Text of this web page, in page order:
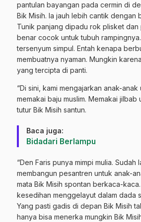
pantulan bayangan pada cermin di
Bik Misih. Ia jauh lebih cantik dengan
Tunik panjang dipadu rok plisket dan
benar cocok untuk tubuh
tersenyum simpul. Entah kenapa
membuatnya nyaman. Mungkin
yang tercipta di panti.
“Di sini, kami mengajarkan anak-anak
memakai baju muslim. Memakai jilbab
tutur Bik Misih santun.
Baca juga:
Bidadari Berlampu
“Den Faris punya mimpi mulia. Sudah
membangun pesantren untuk anak-
mata Bik Misih spontan berkaca-
kesedihan menggelayut dalam dada
Yang pasti gadis di depan Bik Misih
hanya bisa menerka mungkin Bik